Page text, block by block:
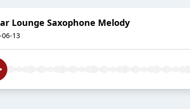
Lounge Saxophone Melody
06-13